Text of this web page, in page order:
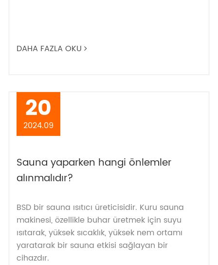
DAHA FAZLA OKU
20
2024.09
Sauna yaparken hangi önlemler
alınmalıdır?
BSD bir sauna ısıtıcı üreticisidir. Kuru sauna
makinesi, özellikle buhar üretmek için suyu
ısıtarak, yüksek sıcaklık, yüksek nem ortamı
yaratarak bir sauna etkisi sağlayan bir
cihazdır.